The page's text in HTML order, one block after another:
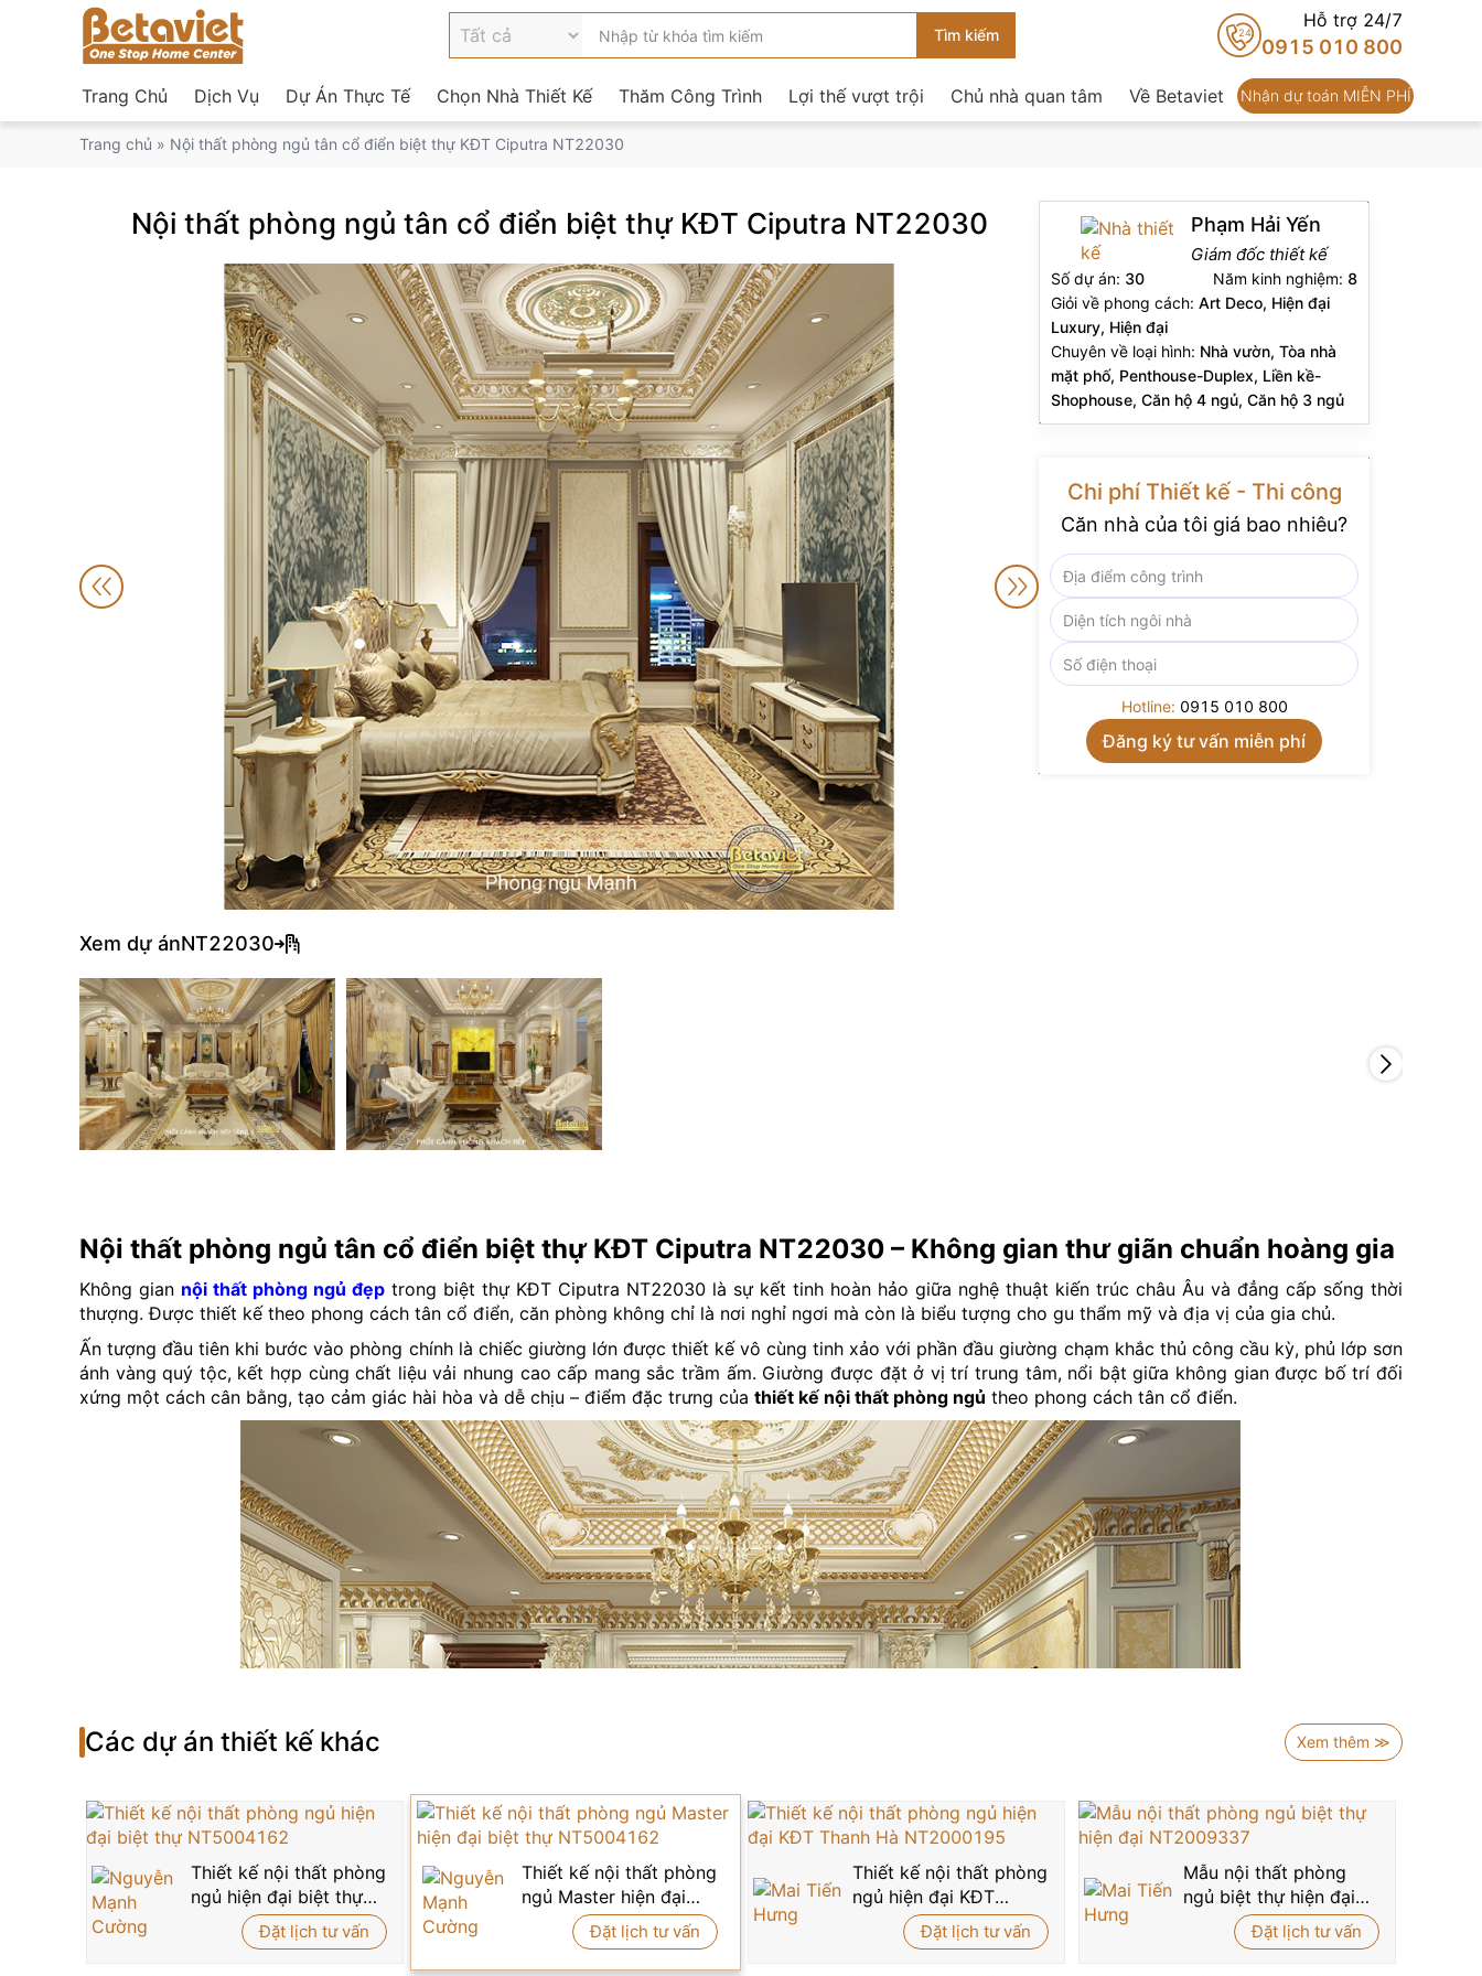
24
Hỗ trợ 24/7
0915 010 800
Trang Chủ Dịch Vụ Dự Án Thực Tế Chọn Nhà Thiết Kế Thăm Công Trình Lợi thế vượt trội Chủ nhà quan tâm Về Betaviet Nhận dự toán MIỄN PHÍ
Trang chủ » Nội thất phòng ngủ tân cổ điển biệt thự KĐT Ciputra NT22030
Nội thất phòng ngủ tân cổ điển biệt thự KĐT Ciputra NT22030 Phạm Hải Yến
Giám đốc thiết kế
Số dự án: 30 Năm kinh nghiệm: 8
Giỏi về phong cách: Art Deco, Hiện đại
Luxury, Hiện đại
Chuyên về loại hình: Nhà vườn, Tòa nhà
mặt phố, Penthouse-Duplex, Liền kề-
Shophouse, Căn hộ 4 ngủ, Căn hộ 3 ngủ
Chi phí Thiết kế - Thi công
Căn nhà của tôi giá bao nhiêu?
Hotline: 0915 010 800
Xem dự ánNT22030
Nội thất phòng ngủ tân cổ điển biệt thự KĐT Ciputra NT22030 – Không gian thư giãn chuẩn hoàng gia
Không gian nội thất phòng ngủ đẹp trong biệt thự KĐT Ciputra NT22030 là sự kết tinh hoàn hảo giữa nghệ thuật kiến trúc châu Âu và đẳng cấp sống thời
thượng. Được thiết kế theo phong cách tân cổ điển, căn phòng không chỉ là nơi nghỉ ngơi mà còn là biểu tượng cho gu thẩm mỹ và địa vị của gia chủ.
Ấn tượng đầu tiên khi bước vào phòng chính là chiếc giường lớn được thiết kế vô cùng tinh xảo với phần đầu giường chạm khắc thủ công cầu kỳ, phủ lớp sơn
ánh vàng quý tộc, kết hợp cùng chất liệu vải nhung cao cấp mang sắc trầm ấm. Giường được đặt ở vị trí trung tâm, nổi bật giữa không gian được bố trí đối
xứng một cách cân bằng, tạo cảm giác hài hòa và dễ chịu – điểm đặc trưng của thiết kế nội thất phòng ngủ theo phong cách tân cổ điển.
Các dự án thiết kế khác Xem thêm ≫
Thiết kế nội thất phòng
ngủ hiện đại biệt thự
NT5004162Đặt lịch tư vấn
Thiết kế nội thất phòng
ngủ Master hiện đại
biệt thự NT5004162
Đặt lịch tư vấn
Thiết kế nội thất phòng
ngủ hiện đại KĐT
Thanh Hà NT2000195
Đặt lịch tư vấn
Mẫu nội thất phòng
ngủ biệt thự hiện đại
NT2009337Đặt lịch tư vấn